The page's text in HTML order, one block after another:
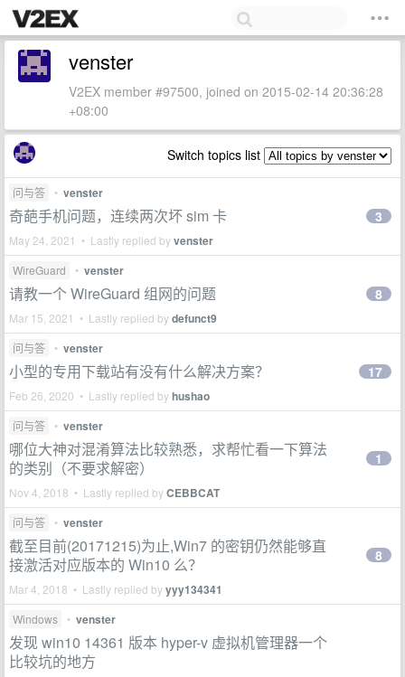
venster
V2EX member #97500, joined on 2015-02-14 20:36:28
+08:00
Switch topics list
问与答 • venster
奇葩手机问题，连续两次坏 sim 卡
May 24, 2021 • Lastly replied byvenster
3
WireGuard • venster
请教一个 WireGuard 组网的问题
Mar 15, 2021 • Lastly replied bydefunct9
8
问与答 • venster
小型的专用下载站有没有什么解决方案？
Feb 26, 2020 • Lastly replied byhushao
17
问与答 • venster
哪位大神对混淆算法比较熟悉，求帮忙看一下算法
的类别（不要求解密）
Nov 4, 2018 • Lastly replied byCEBBCAT
1
问与答 • venster
截至目前(20171215)为止,Win7 的密钥仍然能够直
接激活对应版本的 Win10 么？
Mar 4, 2018 • Lastly replied byyyy134341
8
Windows • venster
发现 win10 14361 版本 hyper-v 虚拟机管理器一个
比较坑的地方